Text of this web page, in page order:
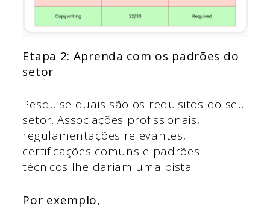
Etapa 2: Aprenda com os padrões do
setor
Pesquise quais são os requisitos do seu
setor. Associações profissionais,
regulamentações relevantes,
certificações comuns e padrões
técnicos lhe dariam uma pista.
Por exemplo,